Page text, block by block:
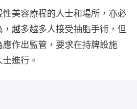
美容療程的人士和場所，亦必
越多越多人接受抽脂手術，但
作出監管，要求在持牌設施
進行。